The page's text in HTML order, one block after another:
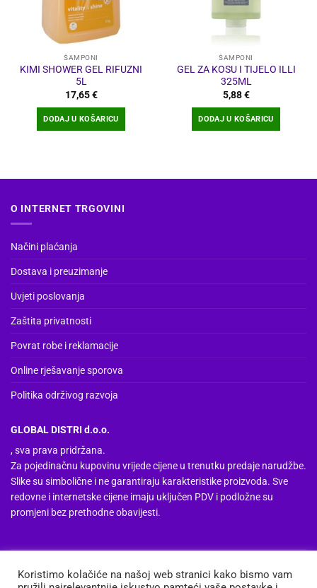
ŠAMPONI
KIMI SHOWER GEL RIFUZNI
5L
17,65€
DODAJ U KOŠARICU
ŠAMPONI
GEL ZA KOSU I TIJELO ILLI
325ML
5,88€
DODAJ U KOŠARICU
O INTERNET TRGOVINI
Načini plaćanja
Dostava i preuzimanje
Uvjeti poslovanja
Zaštita privatnosti
Povrat robe i reklamacije
Online rješavanje sporova
Politika održivog razvoja
GLOBAL DISTRI d.o.o.
, sva prava pridržana.
Za pojedinačnu kupovinu vrijede cijene u trenutku predaje narudžbe.
Slike su simbolične i ne garantiraju karakteristike proizvoda. Sve
redovne i internetske cijene imaju uključen PDV i podložne su
promjeni bez prethodne obavijesti.
Upisan u registar Trgovačkog suda u Zagrebu
Član uprave: Zlatan Sakalaš
Koristimo kolačiće na našoj web stranici kako bismo vam